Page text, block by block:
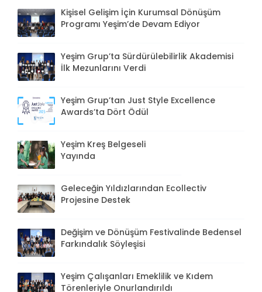
Kişisel Gelişim İçin Kurumsal Dönüşüm
Programı Yeşim’de Devam Ediyor
Yeşim Grup’ta Sürdürülebilirlik Akademisi
İlk Mezunlarını Verdi
Yeşim Grup’tan Just Style Excellence
Awards’ta Dört Ödül
Yeşim Kreş Belgeseli
Yayında
Geleceğin Yıldızlarından Ecollectiv
Projesine Destek
Değişim ve Dönüşüm Festivalinde Bedensel
Farkındalık Söyleşisi
Yeşim Çalışanları Emeklilik ve Kıdem
Törenleriyle Onurlandırıldı